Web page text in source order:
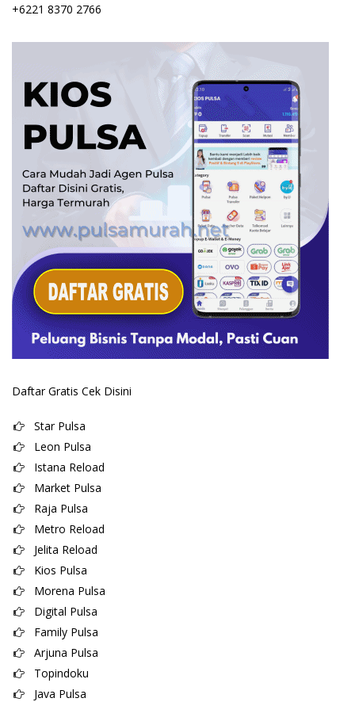
+6221 8370 2766
Daftar Gratis Cek Disini
Star Pulsa
Leon Pulsa
Istana Reload
Market Pulsa
Raja Pulsa
Metro Reload
Jelita Reload
Kios Pulsa
Morena Pulsa
Digital Pulsa
Family Pulsa
Arjuna Pulsa
Topindoku
Java Pulsa